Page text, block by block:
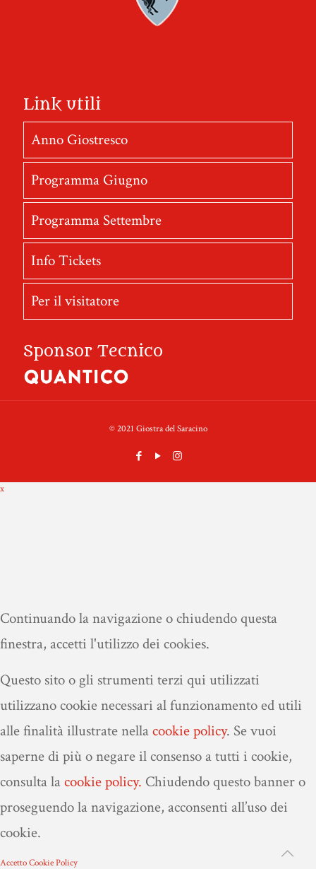
Link utili
Anno Giostresco
Programma Giugno
Programma Settembre
Info Tickets
Per il visitatore
Sponsor Tecnico
© 2021 Giostra del Saracino
x
Continuando la navigazione o chiudendo questa
finestra, accetti l'utilizzo dei cookies.
Questo sito o gli strumenti terzi qui utilizzati
utilizzano cookie necessari al funzionamento ed utili
alle finalità illustrate nellacookie policy. Se vuoi
saperne di più o negare il consenso a tutti i cookie,
consulta lacookie policy. Chiudendo questo banner o
proseguendo la navigazione, acconsenti all’uso dei
cookie.
AccettoCookie Policy